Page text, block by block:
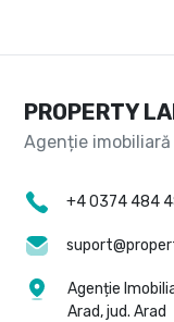
PROPERTY
+4 0374 484
Agenție
Arad, jud. Arad